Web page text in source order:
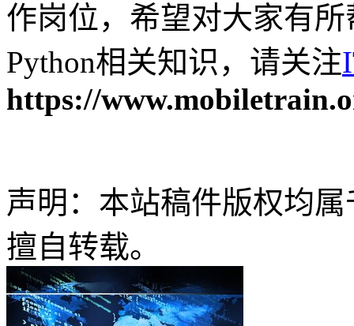
作岗位，希望对大家有
Python相关知识，请关注
https://
声明：本站稿件版权均
擅自转载。